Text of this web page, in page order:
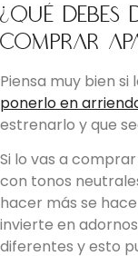
¿Qué
comprar
Piensa muy bien si
ponerlo en
estrenarlo y que
Si lo vas a
con tonos
hacer más se
invierte en
diferentes y esto